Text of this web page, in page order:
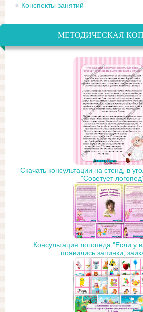
Конспекты занятий
МЕТОДИЧЕСКАЯ
Скачать консультации на стенд, в
"Советует
Консультация логопеда "Если у
появились запинки,